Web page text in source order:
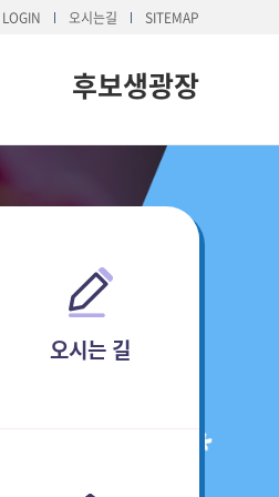
LOGIN 오시는길 SITEMAP
후보생광장
오시는 길